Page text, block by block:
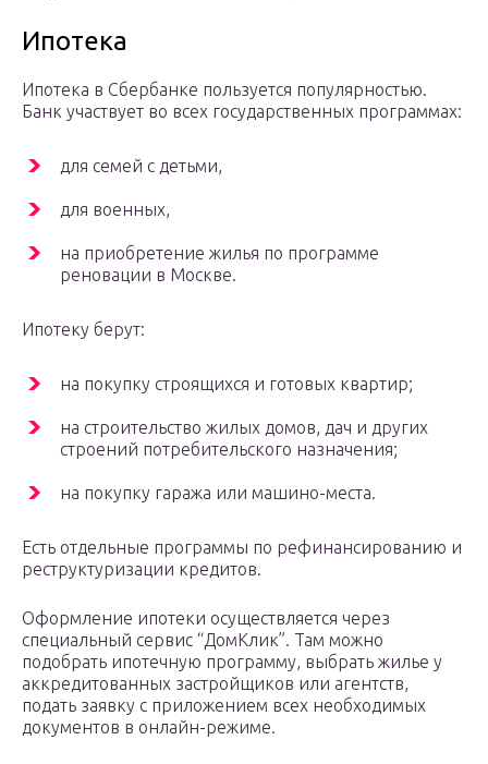
Ипотека
Ипотека в Сбербанке пользуется популярностью.
Банк участвует во всех государственных программах:
для семей с детьми,
для военных,
на приобретение жилья по программе
реновации в Москве.
Ипотеку берут:
на покупку строящихся и готовых квартир;
на строительство жилых домов, дач и других
строений потребительского назначения;
на покупку гаража или машино-места.
Есть отдельные программы по рефинансированию и
реструктуризации кредитов.
Оформление ипотеки осуществляется через
специальный сервис “ДомКлик”. Там можно
подобрать ипотечную программу, выбрать жилье у
аккредитованных застройщиков или агентств,
подать заявку с приложением всех необходимых
документов в онлайн-режиме.